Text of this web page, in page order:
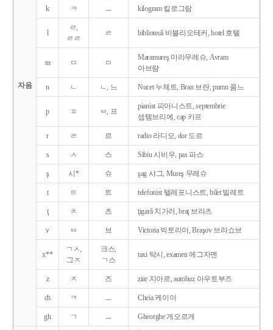
자음
k ㅋ ㅡ kilogram 킬로그람
l
ㄹ,
ㄹㄹ
ㄹ bibliotecǎ 비블리오테커, hotel 호텔
m ㅁ ㅁ
Maramureş 마라무레슈, Avram
아브람
n ㄴ ㄴ, 느 Nucet 누체트, Bran 브란, pumn 품느
p ㅍ ㅂ, 프
pianist 피아니스트, septembrie
셉템브리에, cap 카프
r ㄹ 르 radio 라디오, dor 도르
s ㅅ 스 Sibiu 시비우, pas 파스
ş 시* 슈 şag 샤그, Mureş 무레슈
t ㅌ 트 telefonist 텔레포니스트, bilet 빌레트
ţ ㅊ 츠 ţigarǎ 치가러, braţ 브라츠
v ㅂ 브 Victoria 빅토리아, Braşov 브라쇼브
x**
ㄱㅅ,
그ㅈ
크스,
ㄱ스
taxi 탁시, examen 에그자멘
z ㅈ 즈 ziar 지아르, autobuz 아우토부즈
ch ㅋ ㅡ Cheia 케이아
gh ㄱ ㅡ Gheorghe 게오르게